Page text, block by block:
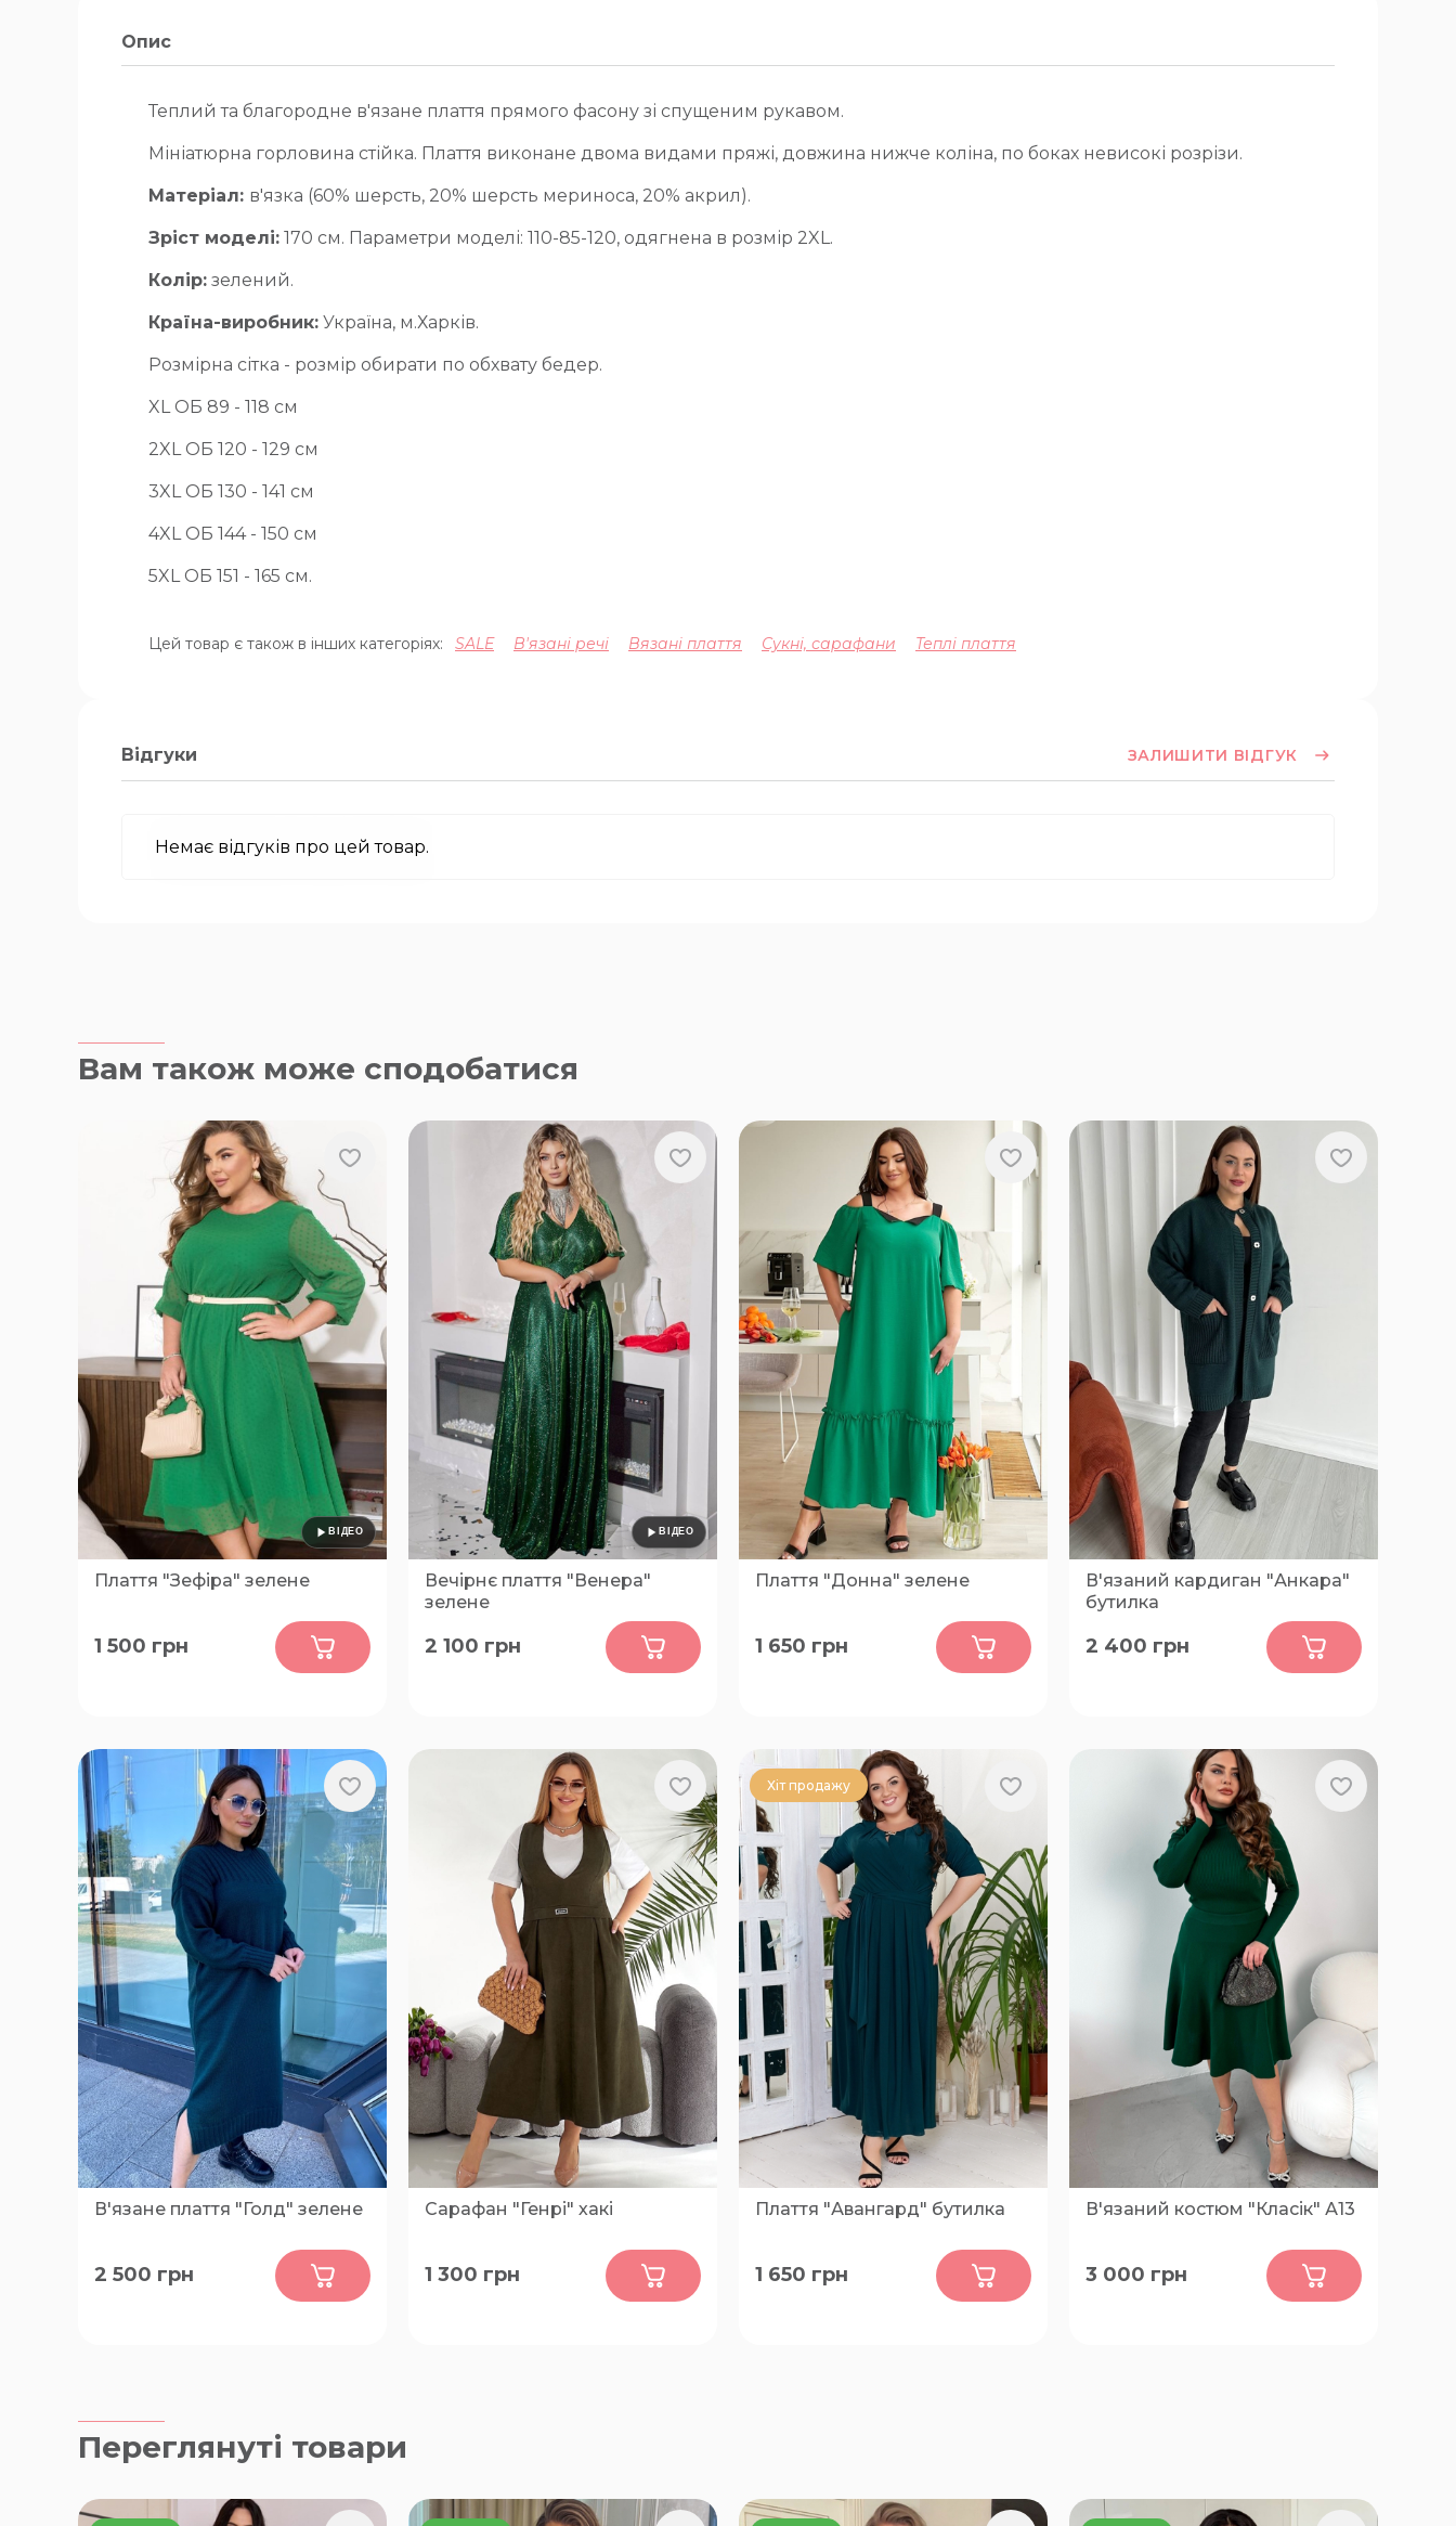
Опис
Теплий та благородне в'язане плаття прямого фасону зі спущеним рукавом.
Мініатюрна горловина стійка. Плаття виконане двома видами пряжі, довжина нижче коліна, по боках невисокі розрізи.
Матеріал: в'язка (60% шерсть, 20% шерсть мериноса, 20% акрил).
Зріст моделі: 170 см. Параметри моделі: 110-85-120, одягнена в розмір 2XL.
Колір: зелений.
Країна-виробник: Україна, м.Харків.
Розмірна сітка - розмір обирати по обхвату бедер.
XL ОБ 89 - 118 см
2XL ОБ 120 - 129 см
3XL ОБ 130 - 141 см
4XL ОБ 144 - 150 см
5XL ОБ 151 - 165 см.
Цей товар є також в інших категоріях: SALE В'язані речі Вязані плаття Сукні, сарафани Теплі плаття
Відгуки ЗАЛИШИТИ ВІДГУК
Немає відгуків про цей товар.
Вам також може сподобатися
Плаття "Зефіра" зелене
46-48, 50-52, 54-56, 58-60, 62-64,
1 500 грн
Вечірнє плаття "Венера"
зелене
50-52, 54-56, 58-60, 62-64, 66-68
2 100 грн
Плаття "Донна" зелене
50-52, 54-56, 58-60, 62-64
1 650 грн
В'язаний кардиган "Анкара"
бутилка
2 400 грн
В'язане плаття "Голд" зелене
2 500 грн
Сарафан "Генрі" хакі
50-52, 54-56, 58-60, 62-64
1 300 грн
Хіт продажу
Плаття "Авангард" бутилка
52, 54, 56, 58, 60, 62, 64, 66, 68
1 650 грн
В'язаний костюм "Класік" А13
XL, 2XL, 3XL, 4XL, 5XL, 6XL
3 000 грн
Переглянуті товари